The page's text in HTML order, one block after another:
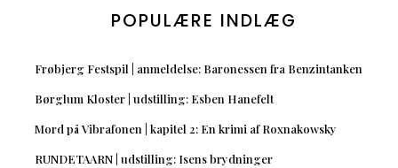
POPULÆRE INDLÆG
Frøbjerg Festspil | anmeldelse: Baronessen fra Benzintanken
Børglum Kloster | udstilling: Esben Hanefelt
Mord på Vibrafonen | kapitel 2: En krimi af Roxnakowsky
RUNDETAARN | udstilling: Isens brydninger